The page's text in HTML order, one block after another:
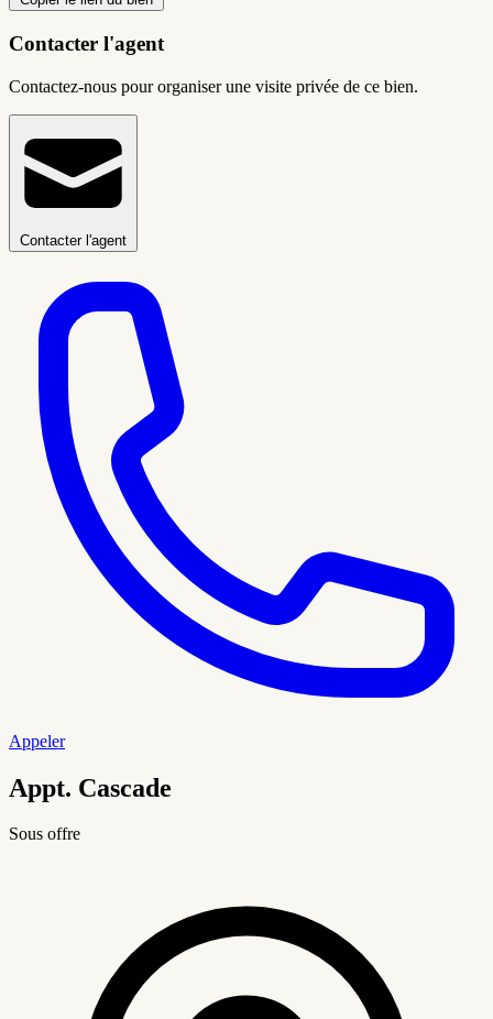
Contacter l'agent
Contactez-nous pour organiser une visite privée de ce bien.
Contacter l'agent
Appeler
Appt. Cascade
Sous offre